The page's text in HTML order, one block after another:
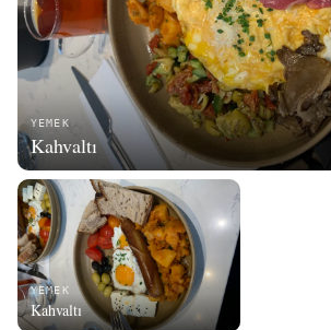
YEMEK
Kahvaltı
YEMEK
Kahvaltı